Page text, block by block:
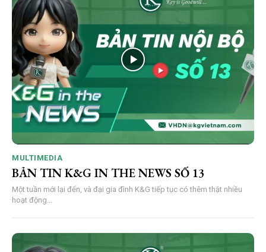
MULTIMEDIA
BẢN TIN K&G IN THE NEWS SỐ 13
Một tuần mới lại đến, và đại gia đình K&G tiếp tục có thêm thật nhiều
hoạt động...